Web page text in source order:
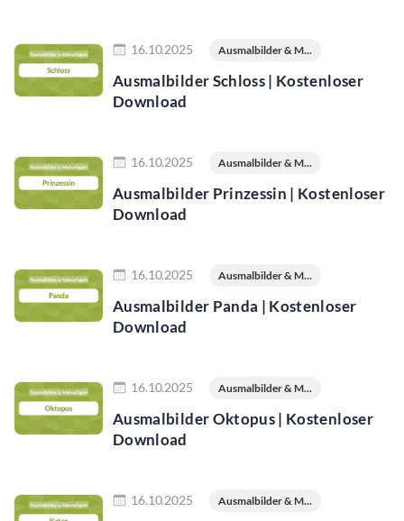
16.10.2025 Ausmalbilder & M...
Ausmalbilder Schloss | Kostenloser
Download
16.10.2025 Ausmalbilder & M...
Ausmalbilder Prinzessin | Kostenloser
Download
16.10.2025 Ausmalbilder & M...
Ausmalbilder Panda | Kostenloser
Download
16.10.2025 Ausmalbilder & M...
Ausmalbilder Oktopus | Kostenloser
Download
16.10.2025 Ausmalbilder & M...